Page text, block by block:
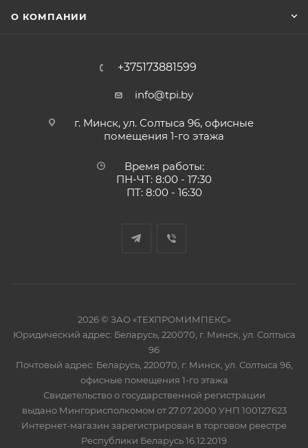
О КОМПАНИИ
+375173881599
info@tpi.by
г. Минск, ул. Солтыса 96, офисные
помещения 1-го этажа
Время работы:
ПН-ЧТ: 8:00 - 17:30
ПТ: 8:00 - 16:30
2026 © ЗАО «ТЕХПРОМИМПЕКС»
Юридический адрес: Беларусь, 220070, г. Минск, ул. Солтыса
96
Почтовый адрес: Беларусь, 220070, г. Минск, ул. Солтыса 96,
офисные помещения 1-го этажа
Свидетельство о государственной регистрации
выдано Мингорисполкомом от 27.07.2000 УНП 100127623
Интернет-магазин зарегистрирован в торговом реестре
Республики Беларусь 16.12.2019